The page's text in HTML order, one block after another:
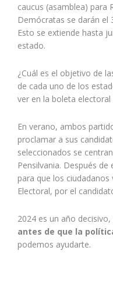
caucus (asamblea) para
Demócratas se darán el
Esto se extiende hasta
estado.
¿Cuál es el objetivo de
de cada uno de los
ver en la boleta
En verano, ambos
proclamar a sus
seleccionados se
Pensilvania. Después
para que los
Electoral, por el
2024 es un año
antes de que la
podemos ayudarte.